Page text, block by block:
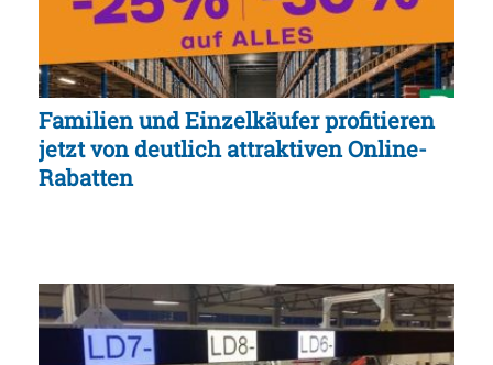
Familien und Einzelkäufer profitieren
jetzt von deutlich attraktiven Online-
Rabatten